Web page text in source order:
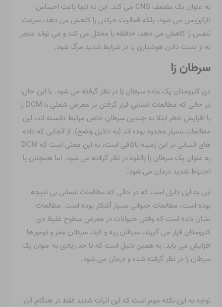
به عنوان یک مضعف CNS می کند. این نه تنها باعث احساس
نارکوزیس می شود، بلکه فعالیت حرکتی را کاهش می دهد، سرعت
تنفس را کاهش می دهد، حافظه را مختل می کند و می تواند منجر
به از دست دادن هوشیاری یا در شرایط شدید مرگ شود.
سرطان زا
دی کلرومتان یک ماده سرطان زا در نظر گرفته می شود. با این حال،
در حالی که مطالعات انسانی قرار گرفتن در معرض شغلی با DCM را
با افزایش خطر ابتلا به چندین سرطان خاص مرتبط دانسته اند، این
مطالعات بسیار محدود بوده اند (به دلایل واضح). از آنجایی که داده
های انسانی در این زمینه ناکافی است، به این معنی است که DCM
به عنوان یک سرطان زا بالقوه در نظر گرفته می شود. اما همچنان با
احتیاط شدید درمان می شود.
این به این دلیل است که در حالی که مطالعات انسانی بی نتیجه
بوده است، مطالعات حیوانی بسیار آشکار بوده است. مطالعات
نشان داده است که وقتی حیوانات در معرض سطوح غلیظ دی
کلرومتان قرار می گیرند، سرطان ریه و کبد، سرطان مغز و تومورها
افزایش می یابد. به همین دلیل است که تا حد زیادی به عنوان یک
سرطان زا در نظر گرفته شده و درمان می شود.
توجه به این نکته مهم است که این اثرات شدید فقط در هنگام قرار